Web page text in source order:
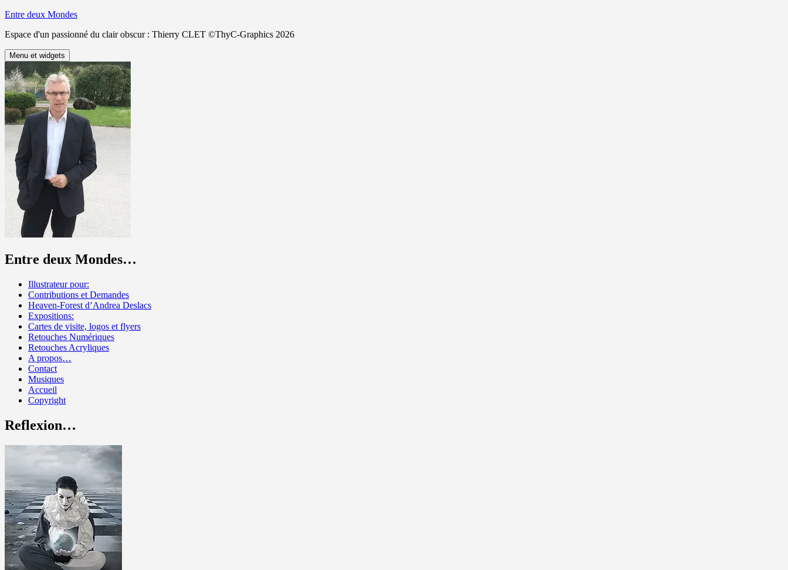
Aller
contenu
Entre deux Mondes
Espace d'un passionné du clair obscur : Thierry CLET ©ThyC-Graphics 2026
Menu et widgets
Entre deux Mondes…
Illustrateur pour:
Contributions et Demandes
Heaven-Forest d’Andrea Deslacs
Expositions:
Cartes de visite, logos et flyers
Retouches Numériques
Retouches Acryliques
A propos…
Contact
Musiques
Accueil
Copyright
Reflexion…